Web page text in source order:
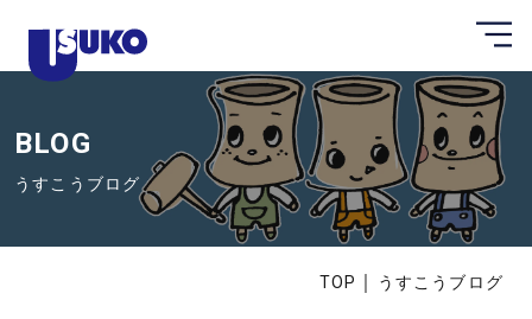
岡
東
部
注
メ
ニ
ュ
ー
を
開
く
BLOG
うすこうブログ
TOP ｜ うすこうブログ